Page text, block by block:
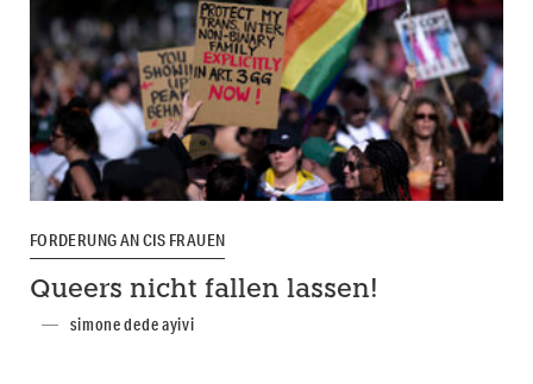
FORDERUNG AN CIS FRAUEN
Queers nicht fallen lassen!
simone dede ayivi